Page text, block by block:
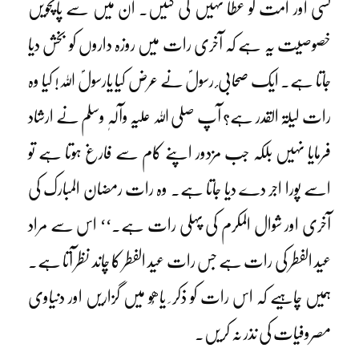
کسی اور اُمت کو عطا نہیں کی گئیں۔ ان میں سے پانچویں
خصوصیت یہ ہے کہ آخری رات میں روزہ داروں کو بخش دیا
جاتا ہے۔ ایک صحابی ٔ رسولؐ نے عرض کیا یارسولؐ اللہ! کیا وہ
رات لیلۃ القدر ہے؟ آپ صلی اللہ علیہ وآلہٖ وسلم نے ارشاد
فرمایا نہیں بلکہ جب مزدور اپنے کام سے فارغ ہوتا ہے تو
اسے پورا اجر دے دیا جاتا ہے۔ وہ رات رمضان المبارک کی
آخری اور شوال المکرم کی پہلی رات ہے۔‘‘ اس سے مراد
عید الفطر کی رات ہے جس رات عید الفطر کا چاند نظر آتا ہے۔
ہمیں چاہیے کہ اس رات کو ذکر ِ یاھُو میں گزاریں اور دنیاوی
مصروفیات کی نذر نہ کریں۔